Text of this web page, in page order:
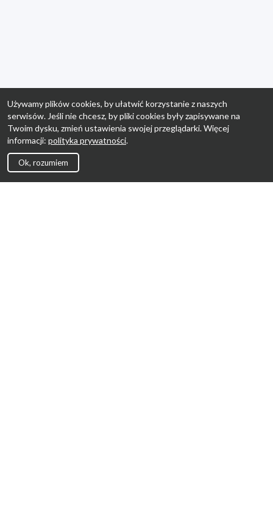
Używamy plików cookies, by ułatwić korzystanie z naszych
serwisów. Jeśli nie chcesz, by pliki cookies były zapisywane na
Twoim dysku, zmień ustawienia swojej przeglądarki. Więcej
informacji: polityka prywatności.
Ok, rozumiem